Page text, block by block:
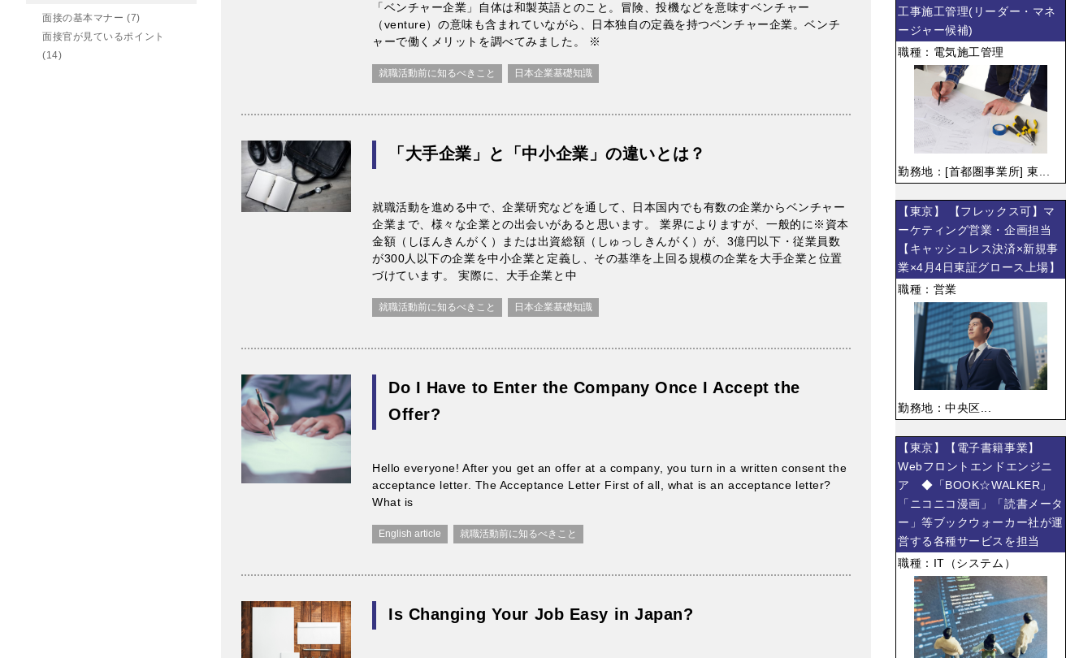
面接の基本マナー(7)
面接官が見ているポイント
(14)
「ベンチャー企業」自体は和製英語とのこと。冒険、投機などを意味すベンチャー
（venture）の意味も含まれていながら、日本独自の定義を持つベンチャー企業。ベンチ
ャーで働くメリットを調べてみました。 ※
就職活動前に知るべきこと 日本企業基礎知識
「大手企業」と「中小企業」の違いとは？
就職活動を進める中で、企業研究などを通して、日本国内でも有数の企業からベンチャー
企業まで、様々な企業との出会いがあると思います。 業界によりますが、一般的に※資本
金額（しほんきんがく）または出資総額（しゅっしきんがく）が、3億円以下・従業員数
が300人以下の企業を中小企業と定義し、その基準を上回る規模の企業を大手企業と位置
づけています。 実際に、大手企業と中
就職活動前に知るべきこと 日本企業基礎知識
Do I Have to Enter the Company Once I Accept the
Offer?
Hello everyone! After you get an offer at a company, you turn in a written consent the
acceptance letter. The Acceptance Letter First of all, what is an acceptance letter?
What is
English article 就職活動前に知るべきこと
Is Changing Your Job Easy in Japan?
工事施工管理(リーダー・マネ
ージャー候補)
職種：電気施工管理
勤務地：[首都圏事業所] 東...
【東京】 【フレックス可】マ
ーケティング営業・企画担当
【キャッシュレス決済×新規事
業×4月4日東証グロース上場】
職種：営業
勤務地：中央区...
【東京】【電子書籍事業】
Webフロントエンドエンジニ
ア ◆「BOOK☆WALKER」
「ニコニコ漫画」「読書メータ
ー」等ブックウォーカー社が運
営する各種サービスを担当
職種：IT（システム）